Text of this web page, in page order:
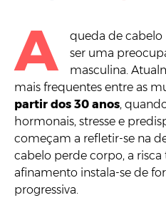
A
queda de
ser uma
masculina.
mais frequentes entre as
partir dos 30 anos,
hormonais, stresse e
começam a refletir-se na
cabelo perde corpo, a risca
afinamento instala-se de
progressiva.